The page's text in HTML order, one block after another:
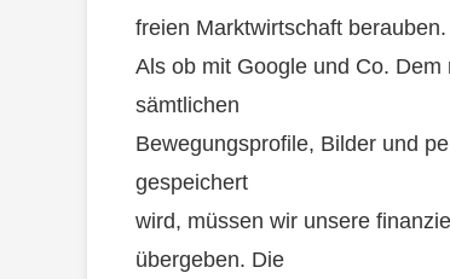
freien Marktwirtschaft berauben.
Als ob mit Google und Co.
sämtlichen
Bewegungsprofile, Bilder und
gespeichert
wird, müssen wir unsere
übergeben. Die